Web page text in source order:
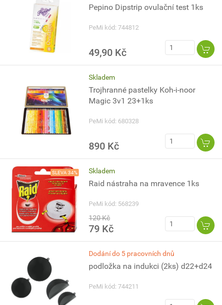
Pepino Dipstrip ovulační test 1ks
PeMi kód: 744812
49,90 Kč
Skladem
Trojhranné pastelky Koh-i-noor
Magic 3v1 23+1ks
PeMi kód: 680328
890 Kč
SLEVA 34% Skladem
Raid nástraha na mravence 1ks
PeMi kód: 568239
120 Kč
79 Kč
Dodání do 5 pracovních dnů
podložka na indukci (2ks) d22+d24
PeMi kód: 744211